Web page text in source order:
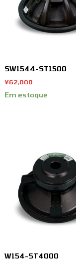
SW1544-ST1500
¥62,000
Em estoque
W154-ST4000